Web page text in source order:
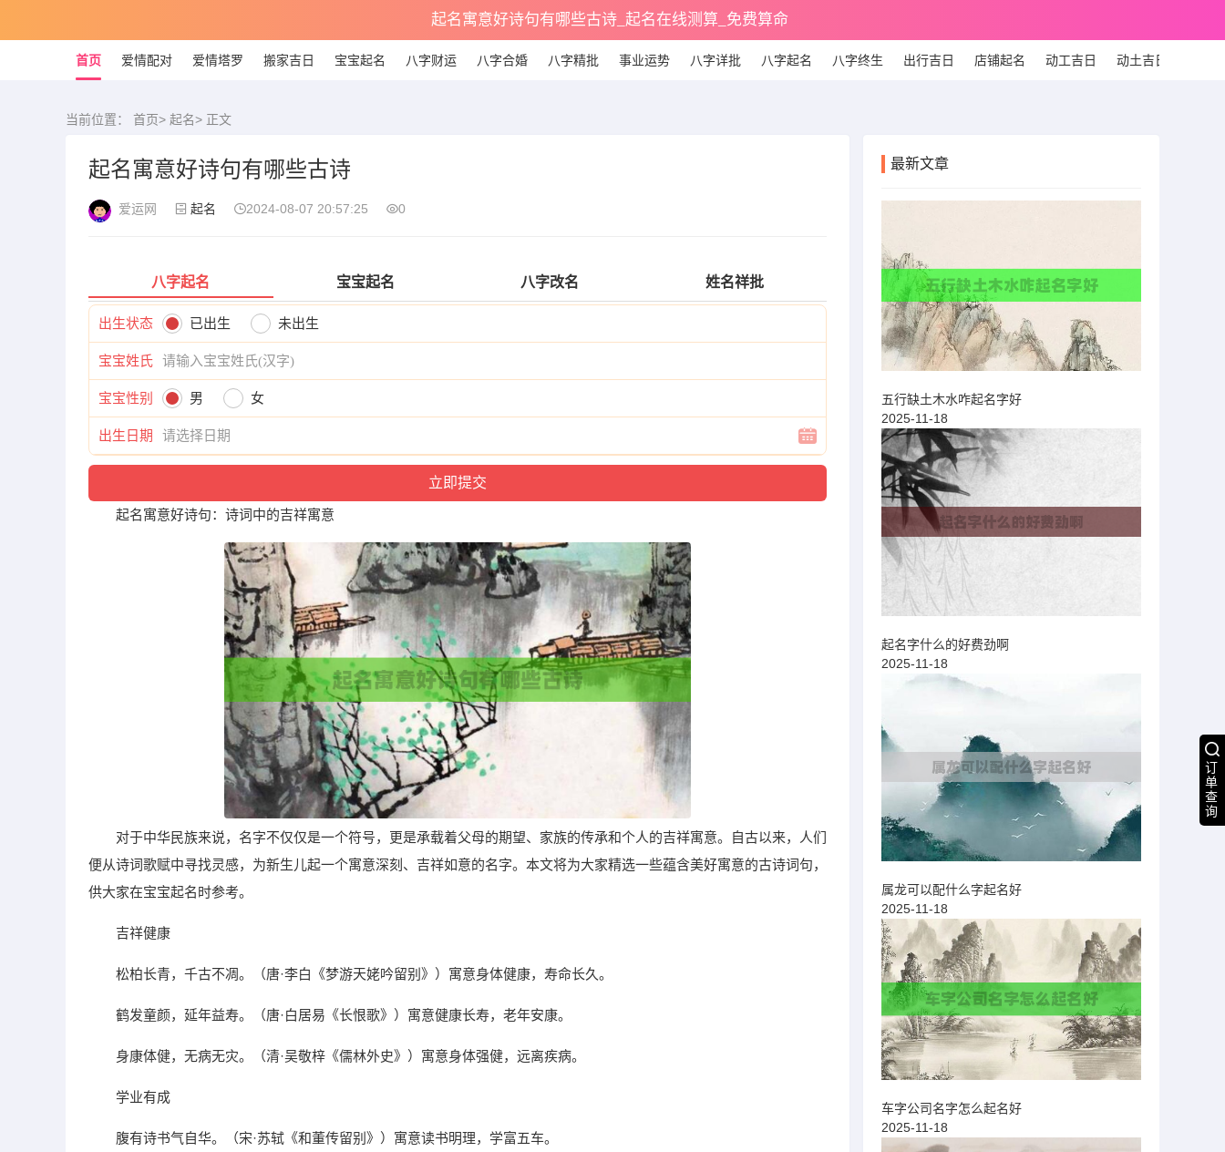
起名寓意好诗句有哪些古诗_起名在线测算_免费算命
首页 爱情配对 爱情塔罗 搬家吉日 宝宝起名 八字财运 八字合婚 八字精批 事业运势 八字详批 八字起名 八字终生 出行吉日 店铺起名 动工吉日 动土吉日
订
单
查
询
当前位置： 首页> 起名> 正文
起名寓意好诗句有哪些古诗
爱运网 起名 2024-08-07 20:57:25 0
八字起名 宝宝起名 八字改名 姓名祥批
出生状态 已出生 未出生
宝宝姓氏
宝宝性别 男 女
出生日期
起名寓意好诗句：诗词中的吉祥寓意
对于中华民族来说，名字不仅仅是一个符号，更是承载着父母的期望、家族的传承和个人的吉祥寓意。自古以来，人们
便从诗词歌赋中寻找灵感，为新生儿起一个寓意深刻、吉祥如意的名字。本文将为大家精选一些蕴含美好寓意的古诗词句，
供大家在宝宝起名时参考。
吉祥健康
松柏长青，千古不凋。（唐·李白《梦游天姥吟留别》）寓意身体健康，寿命长久。
鹤发童颜，延年益寿。（唐·白居易《长恨歌》）寓意健康长寿，老年安康。
身康体健，无病无灾。（清·吴敬梓《儒林外史》）寓意身体强健，远离疾病。
学业有成
腹有诗书气自华。（宋·苏轼《和董传留别》）寓意读书明理，学富五车。
最新文章
五行缺土木水咋起名字好
2025-11-18
起名字什么的好费劲啊
2025-11-18
属龙可以配什么字起名好
2025-11-18
车字公司名字怎么起名好
2025-11-18